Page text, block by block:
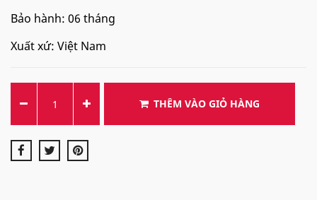
Bảo hành: 06 tháng
Xuất xứ: Việt Nam
THÊM VÀO GIỎ HÀNG